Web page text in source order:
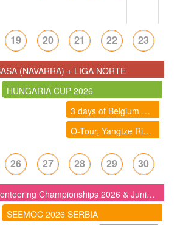
(NAVARRA) + LIGA NORTE
19
HUNGARIA CUP 2026
20 21
3 days of Belgium 2026
O-Tour, Yangtze River Delta Orienteering Competition (China)
22 23
World MTB Orienteering Championships 2026 & Junior W MTB Championships ( Suécia)
26
SEEMOC 2026 SERBIA
27 28 29 30